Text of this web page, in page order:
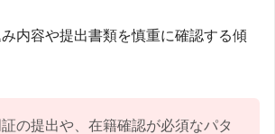
内容や提出書類を慎重に確認する傾
の提出や、在籍確認が必須なパタ